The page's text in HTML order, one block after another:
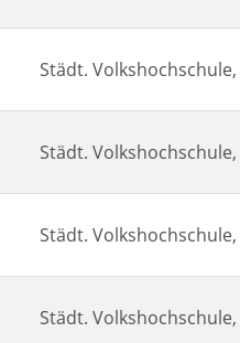
Städt.
Städt.
Städt.
Städt.